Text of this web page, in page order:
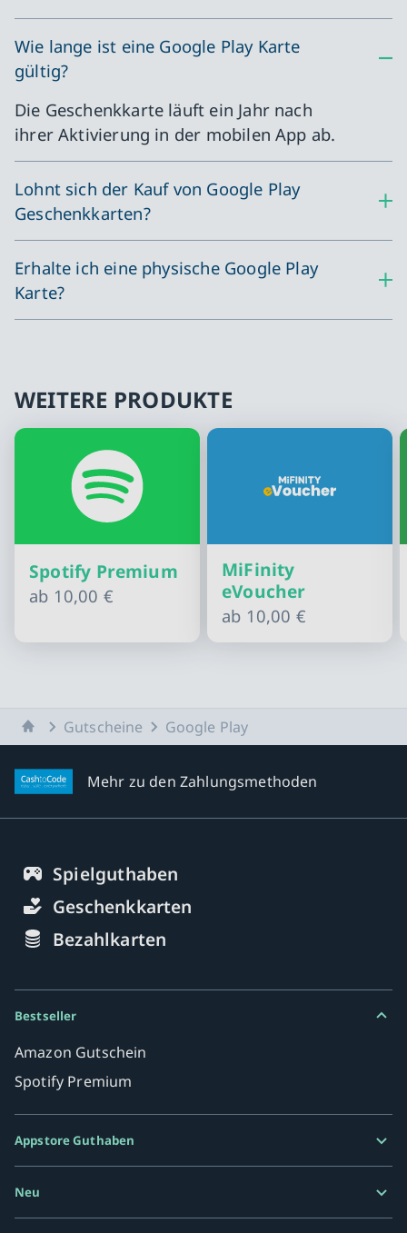
Wie lange ist eine Google Play Karte
gültig?
Die Geschenkkarte läuft ein Jahr nach
ihrer Aktivierung in der mobilen App ab.
Lohnt sich der Kauf von Google Play
Geschenkkarten?
Erhalte ich eine physische Google Play
Karte?
WEITERE PRODUKTE
Spotify Premium
ab 10,00 €
MiFinity
eVoucher
ab 10,00 €
StartseiteGutscheine Google Play
Mehr zu den Zahlungsmethoden
Spielguthaben
Geschenkkarten
Bezahlkarten
Bestseller
Amazon Gutschein
Spotify Premium
Appstore Guthaben
Neu